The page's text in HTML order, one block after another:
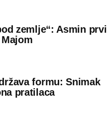
zemlje“: Asmin prvi
formu: Snimak
pratilaca